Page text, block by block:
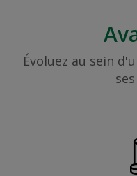
Évoluez au sein